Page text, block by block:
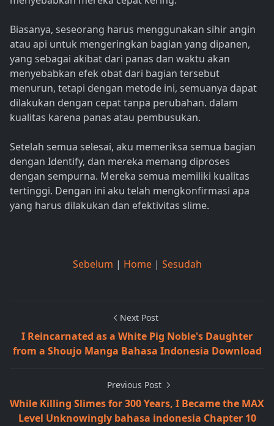
Biasanya, seseorang harus menggunakan sihir angin
atau api untuk mengeringkan bagian yang dipanen,
yang sebagai akibat dari panas dan waktu akan
menyebabkan efek obat dari bagian tersebut
menurun, tetapi dengan metode ini, semuanya dapat
dilakukan dengan cepat tanpa perubahan. dalam
kualitas karena panas atau pembusukan.
Setelah semua selesai, aku memeriksa semua bagian
dengan Identify, dan mereka memang diproses
dengan sempurna. Mereka semua memiliki kualitas
tertinggi. Dengan ini aku telah mengkonfirmasi apa
yang harus dilakukan dan efektivitas slime.
Sebelum | Home | Sesudah
Next Post
I Reincarnated as a White Pig Noble's Daughter
from a Shoujo Manga Bahasa Indonesia Download
Previous Post
While Killing Slimes for 300 Years, I Became the MAX
Level Unknowingly bahasa indonesia Chapter 10